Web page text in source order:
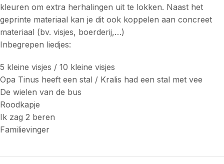
kleuren om extra herhalingen uit te lokken. Naast het
geprinte materiaal kan je dit ook koppelen aan concreet
materiaal (bv. visjes, boerderij,…)
Inbegrepen liedjes:
5 kleine visjes / 10 kleine visjes
Opa Tinus heeft een stal / Kralis had een stal met vee
De wielen van de bus
Roodkapje
Ik zag 2 beren
Familievinger